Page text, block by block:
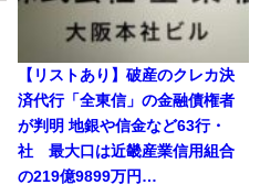
【リストあり】破産のクレカ決
済代行「全東信」の金融債権者
が判明 地銀や信金など63行・
社 最大口は近畿産業信用組合
の219億9899万円…